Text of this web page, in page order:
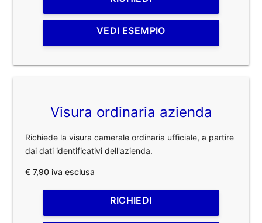
VEDI ESEMPIO
Visura ordinaria azienda
Richiede la visura camerale ordinaria ufficiale, a partire
dai dati identificativi dell'azienda.
€ 7,90 iva esclusa
RICHIEDI